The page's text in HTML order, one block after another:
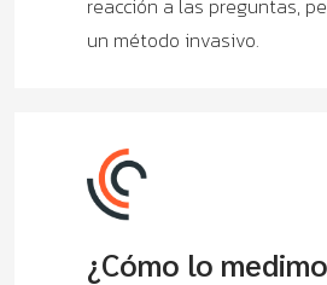
un método invasivo.
¿Cómo lo